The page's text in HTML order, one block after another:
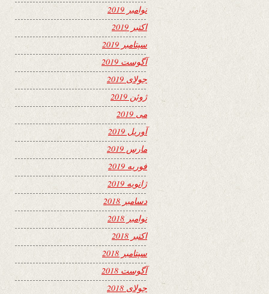
نوامبر 2019
اکتبر 2019
سپتامبر 2019
آگوست 2019
جولای 2019
ژوئن 2019
می 2019
آوریل 2019
مارس 2019
فوریه 2019
ژانویه 2019
دسامبر 2018
نوامبر 2018
اکتبر 2018
سپتامبر 2018
آگوست 2018
جولای 2018